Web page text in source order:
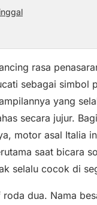
rasa
sebagai simbol
yang
secara jujur.
motor asal Italia
saat bicara
selalu cocok di
dua. Nama